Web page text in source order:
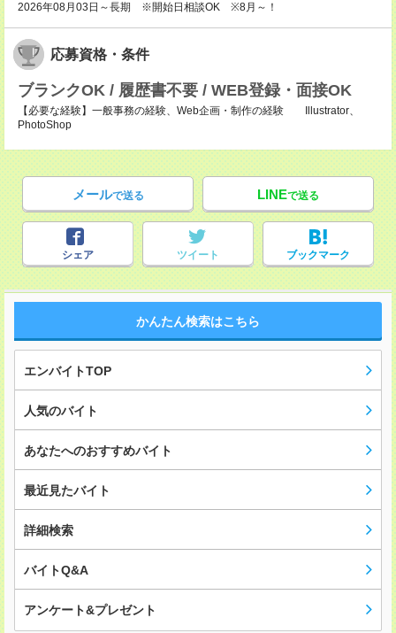
2026年08月03日～長期 ※開始日相談OK ※8月～！
応募資格・条件
ブランクOK / 履歴書不要 / WEB登録・面接OK
【必要な経験】一般事務の経験、Web企画・制作の経験 Illustrator、
PhotoShop
メールで送る LINEで送る
シェア ツイート ブックマーク
かんたん検索はこちら
エンバイトTOP
人気のバイト
あなたへのおすすめバイト
最近見たバイト
詳細検索
バイトQ&A
アンケート&プレゼント